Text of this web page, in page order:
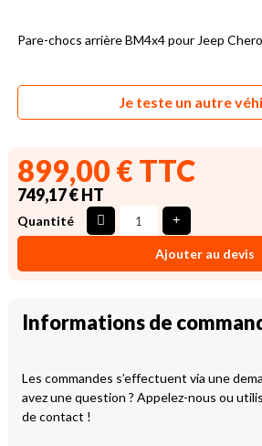
Pare-chocs arrière BM4x4 pour Jeep
Je teste un autre
899,00 € TTC
749,17 € HT
Quantité
Ajouter au devis
Informations de
Les commandes s’effectuent via une
avez une question ? Appelez-nous ou
de contact !